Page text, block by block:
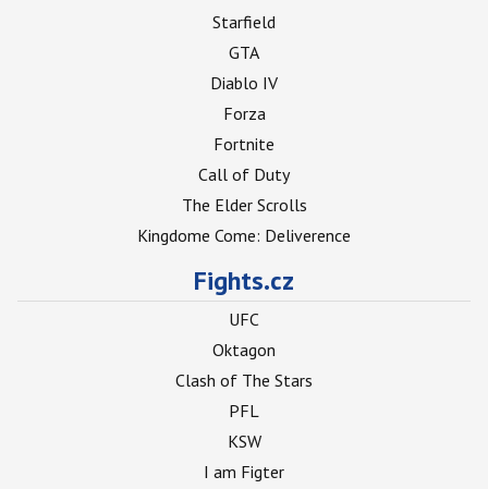
Starfield
GTA
Diablo IV
Forza
Fortnite
Call of Duty
The Elder Scrolls
Kingdome Come: Deliverence
Fights.cz
UFC
Oktagon
Clash of The Stars
PFL
KSW
I am Figter